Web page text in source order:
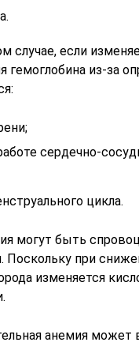
случае, если
гемоглобина из-за
сердечно-
цикла.
могут быть
при
изменяется
анемия